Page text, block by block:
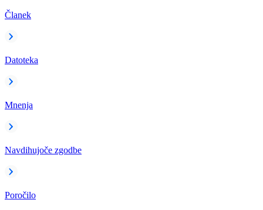
Članek
Datoteka
Mnenja
Navdihujoče zgodbe
Poročilo